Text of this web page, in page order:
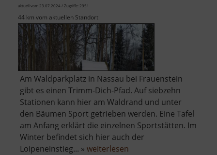
aktuell vom 23.07.2024 / Zugriffe: 2951
44 km vom aktuellen Standort
Am Waldparkplatz in Nassau bei Frauenstein
gibt es einen Trimm-Dich-Pfad. Auf siebzehn
Stationen kann hier am Waldrand und unter
den Bäumen Sport getrieben werden. Eine Tafel
am Anfang erklärt die einzelnen Sportstätten. Im
Winter befindet sich hier auch der
Loipeneinstieg... » weiterlesen